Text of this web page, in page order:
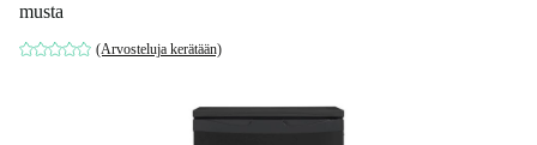
musta
(Arvosteluja kerätään)